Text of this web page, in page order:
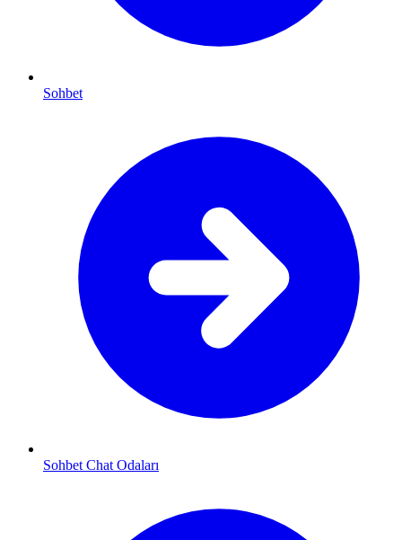
Sohbet
Sohbet Chat Odaları